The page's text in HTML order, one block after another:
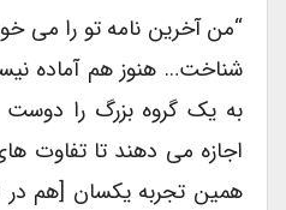
“من آخرین نامه تو را می
شناخت… هنوز هم آماده
به یک گروه بزرگ را دوست
اجازه می دهند تا تفاوت
همین تجربه یکسان [هم در